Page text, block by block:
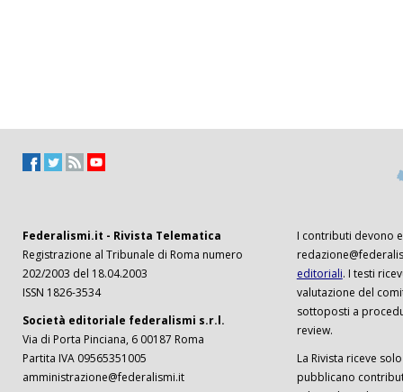
Federalismi.it - Rivista Telematica
Registrazione al Tribunale di Roma numero
202/2003 del 18.04.2003
ISSN 1826-3534
Società editoriale federalismi s.r.l.
Via di Porta Pinciana, 6 00187 Roma
Partita IVA 09565351005
amministrazione@federalismi.it
I contributi devono
editoriali. I testi
valutazione del
sottoposti a
review.
La Rivista riceve
pubblicano